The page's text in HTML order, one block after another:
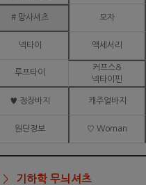
# 망사셔츠 모자
넥타이 액세서리
루프타이
커프스&
넥타이핀
♥ 정장바지 캐주얼바지
원단정보 ♡ Woman
기하학 무늬셔츠